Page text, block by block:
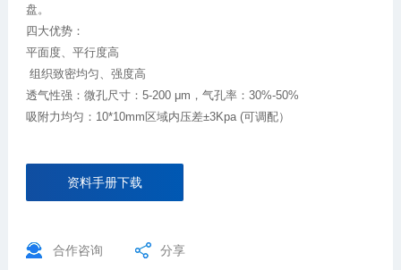
盘。
四大优势：
平面度、平行度高
组织致密均匀、强度高
透气性强：微孔尺寸：5-200 μm，气孔率：30%-50%
吸附力均匀：10*10mm区域内压差±3Kpa (可调配）
资料手册下载
合作咨询 分享